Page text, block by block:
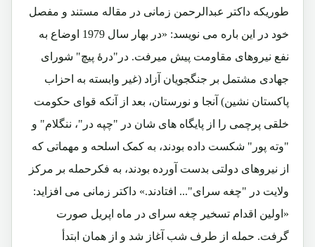
طوریکه داکتر عبدالرحمن زمانی در مقاله مستند و مفصل
خود در این باره می نویسد: «در بهار سال 1979 اوضاع به
نفع نیروهای مقاومت پیش میرفت. در"درۀ پیچ" شورای
جهادی مشتمل بر جنگجویان آزاد (غیر وابسته به احزاب
پاکستان نشین) آنجا و نورستان، بعد از آنکه قوای حکومت
خلقی پرچمی را از پایگاه های شان در "چپه در"، ننگلام" و
"وته پور" شکست داده بودند، به کمک اسلحه و مهماتی که
از نیروهای دولتی بدست آورده بودند، به فکرحمله بر مرکز
ولایت در "چغه سرای"... افتادند.» داکتر زمانی می افزاید:
«اولین اقدام تسخیر چغه سرای در ماه اپریل صورت
گرفت. حمله از طرف شب آغاز شد و از همان ابتدأ